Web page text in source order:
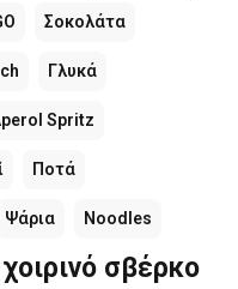
Σοκολάτα
Γλυκά
Spritz
Ποτά
Ψάρια Noodles
σβέρκο